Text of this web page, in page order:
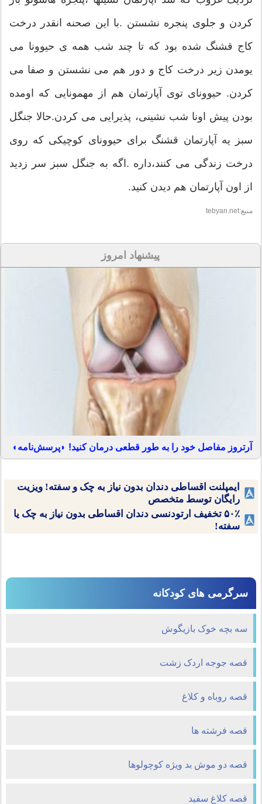
کردن و جلوی پنجره نشستن .با این صحنه انقدر درخت
کاج قشنگ شده بود که تا چند شب همه ی حیوونا می
یومدن زیر درخت کاج و دور هم می نشستن و صفا می
کردن. حیوونای توی آپارتمان هم از مهمونایی که اومده
بودن پیش اونا شب نشینی، پذیرایی می کردن.حالا جنگل
سبز یه آپارتمان قشنگ برای حیوونای کوچیکی که روی
درخت زندگی می کنند،داره .اگه به جنگل سبز سر زدید
از اون آپارتمان هم دیدن کنید.
منبع:tebyan.net
پیشنهاد امروز
آرتروز مفاصل خود را به طور قطعی درمان کنید! ◗پرسش‌نامه◖
ایمپلنت اقساطی دندان بدون نیاز به چک و سفته! ویزیت
رایگان توسط متخصص
۵۰٪ تخفیف ارتودنسی دندان اقساطی بدون نیاز به چک یا
سفته!
سرگرمی های کودکانه
سه بچه خوک بازیگوش
قصه جوجه اردک زشت
قصه روباه و كلاغ
قصه فرشته ها
قصه دو موش بد ویژه کوچولوها
قصه كلاغ سفيد